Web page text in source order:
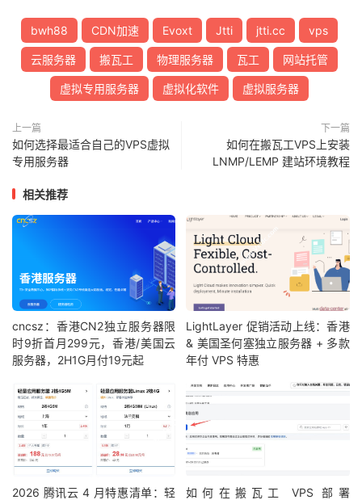
bwh88 CDN加速 Evoxt Jtti jtti.cc vps
云服务器 搬瓦工 物理服务器 瓦工 网站托管
虚拟专用服务器 虚拟化软件 虚拟服务器
上一篇
如何选择最适合自己的VPS虚拟
专用服务器
下一篇
如何在搬瓦工VPS上安装
LNMP/LEMP 建站环境教程
相关推荐
cncsz：香港CN2独立服务器限
时9折首月299元，香港/美国云
服务器，2H1G月付19元起
LightLayer 促销活动上线：香港
& 美国圣何塞独立服务器 + 多款
年付 VPS 特惠
2026 腾讯云 4 月特惠清单：轻
如何在搬瓦工 VPS 部署